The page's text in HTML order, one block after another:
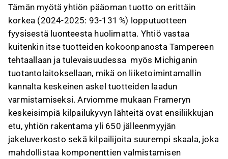
Tämän myötä yhtiön pääoman tuotto on erittäin
korkea (2024-2025: 93-131 %) lopputuotteen
fyysisestä luonteesta huolimatta. Yhtiö vastaa
kuitenkin itse tuotteiden kokoonpanosta Tampereen
tehtaallaan ja tulevaisuudessa myös Michiganin
tuotantolaitoksellaan, mikä on liiketoimintamallin
kannalta keskeinen askel tuotteiden laadun
varmistamiseksi. Arviomme mukaan Frameryn
keskeisimpiä kilpailukyvyn lähteitä ovat ensiliikkujan
etu, yhtiön rakentama yli 650 jälleenmyyjän
jakeluverkosto sekä kilpailijoita suurempi skaala, joka
mahdollistaa komponenttien valmistamisen